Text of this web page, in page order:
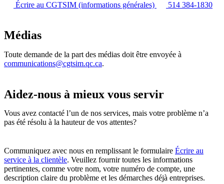
Écrire au CGTSIM (informations générales) 514 384-1830
Médias
Toute demande de la part des médias doit être envoyée à
communications@cgtsim.qc.ca.
Aidez-nous à mieux vous servir
Vous avez contacté l’un de nos services, mais votre problème n’a
pas été résolu à la hauteur de vos attentes?
Communiquez avec nous en remplissant le formulaire Écrire au
service à la clientèle. Veuillez fournir toutes les informations
pertinentes, comme votre nom, votre numéro de compte, une
description claire du problème et les démarches déjà entreprises.